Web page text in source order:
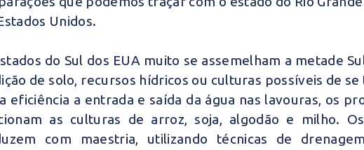
Unidos.
do Sul dos EUA muito se assemelham a metade
de solo, recursos hídricos ou culturas possíveis de
eficiência a entrada e saída da água nas lavouras, os
as culturas de arroz, soja, algodão e milho.
com maestria, utilizando técnicas de